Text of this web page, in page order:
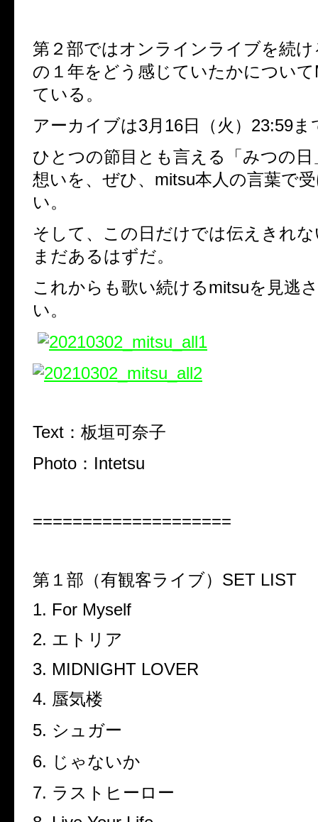
第２部ではオンラインライブを続
の１年をどう感じていたかについ
ている。
アーカイブは3月16日（火）23:59ま
ひとつの節目とも言える「みつの
想いを、ぜひ、mitsu本人の言葉で
い。
そして、この日だけでは伝えきれ
まだあるはずだ。
これからも歌い続けるmitsuを見逃
い。
Text：板垣可奈子
Photo：Intetsu
====================
第１部（有観客ライブ）SET LIST
1. For Myself
2. エトリア
3. MIDNIGHT LOVER
4. 蜃気楼
5. シュガー
6. じゃないか
7. ラストヒーロー